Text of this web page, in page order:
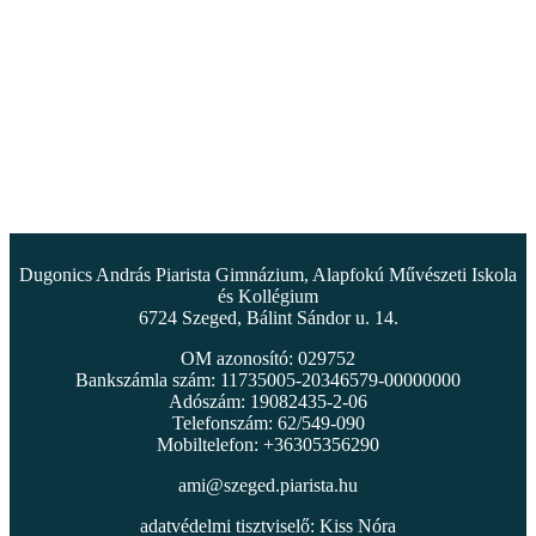
Dugonics András Piarista Gimnázium, Alapfokú Művészeti Iskola
és Kollégium
6724 Szeged, Bálint Sándor u. 14.
OM azonosító: 029752
Bankszámla szám: 11735005-20346579-00000000
Adószám: 19082435-2-06
Telefonszám: 62/549-090
Mobiltelefon: +36305356290
ami@szeged.piarista.hu
adatvédelmi tisztviselő: Kiss Nóra